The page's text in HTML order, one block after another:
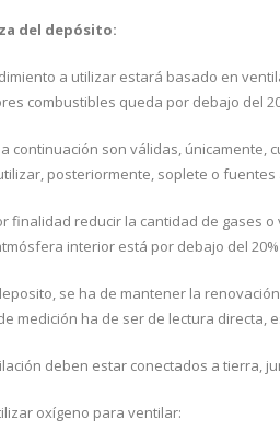
del depósito:
a utilizar estará basado en
combustibles queda por debajo del
continuación son válidas,
posteriormente, soplete o fuentes
finalidad reducir la cantidad de gases
interior está por debajo del 20%
se ha de mantener la
de medición ha de ser de lectura
deben estar conectados a tierra,
oxígeno para ventilar: